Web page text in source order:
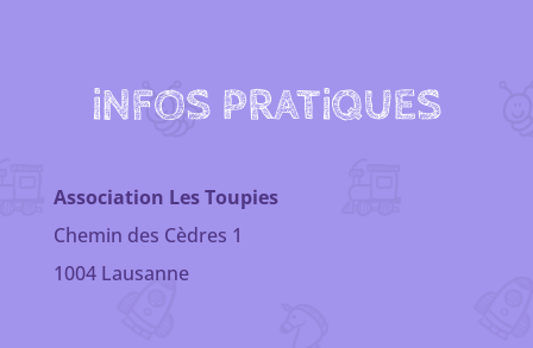
iNFOS PRATiQUES
Association Les Toupies
Chemin des Cèdres 1
1004 Lausanne